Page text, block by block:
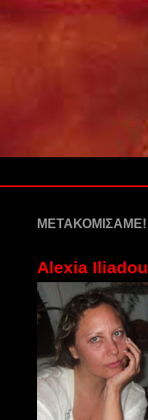
ΜΕΤΑΚΟΜΙΣΑΜΕ!
Alexia Iliadou